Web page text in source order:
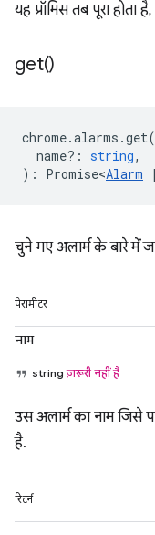
यह प्रॉमिस तब पूरा होता
get()
chrome.alarms .get(
name? : string,
) : Promise<Alarm |
चुने गए अलार्म के बारे में
पैरामीटर
नाम
stringज़रूरी नहीं है
उस अलार्म का नाम जिसे
है.
रिटर्न